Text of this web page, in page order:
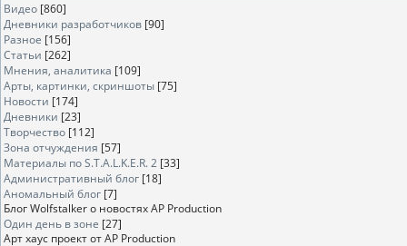
Видео [860]
Дневники разработчиков [90]
Разное [156]
Статьи [262]
Мнения, аналитика [109]
Арты, картинки, скриншоты [75]
Новости [174]
Дневники [23]
Творчество [112]
Зона отчуждения [57]
Материалы по S.T.A.L.K.E.R. 2 [33]
Административный блог [18]
Аномальный блог [7]
Блог Wolfstalker о новостях AP Production
Один день в зоне [27]
Арт хаус проект от AP Production